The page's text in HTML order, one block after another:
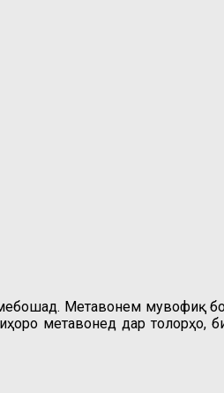
мебошад. Метавонем мувофиқ
метавонед дар толорҳо,